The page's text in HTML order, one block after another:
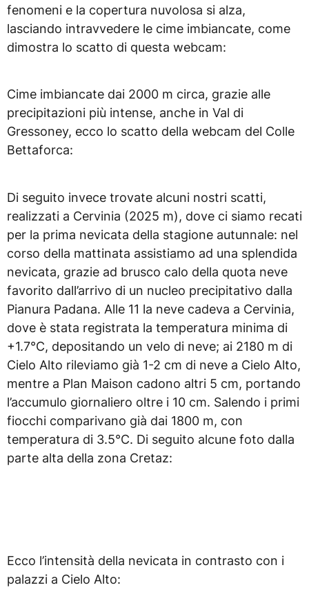
fenomeni e la copertura nuvolosa si alza,
lasciando intravvedere le cime imbiancate, come
dimostra lo scatto di questa webcam:
Cime imbiancate dai 2000 m circa, grazie alle
precipitazioni più intense, anche in Val di
Gressoney, ecco lo scatto della webcam del Colle
Bettaforca:
Di seguito invece trovate alcuni nostri scatti,
realizzati a Cervinia (2025 m), dove ci siamo recati
per la prima nevicata della stagione autunnale: nel
corso della mattinata assistiamo ad una splendida
nevicata, grazie ad brusco calo della quota neve
favorito dall’arrivo di un nucleo precipitativo dalla
Pianura Padana. Alle 11 la neve cadeva a Cervinia,
dove è stata registrata la temperatura minima di
+1.7°C, depositando un velo di neve; ai 2180 m di
Cielo Alto rileviamo già 1-2 cm di neve a Cielo Alto,
mentre a Plan Maison cadono altri 5 cm, portando
l’accumulo giornaliero oltre i 10 cm. Salendo i primi
fiocchi comparivano già dai 1800 m, con
temperatura di 3.5°C. Di seguito alcune foto dalla
parte alta della zona Cretaz:
Ecco l’intensità della nevicata in contrasto con i
palazzi a Cielo Alto: